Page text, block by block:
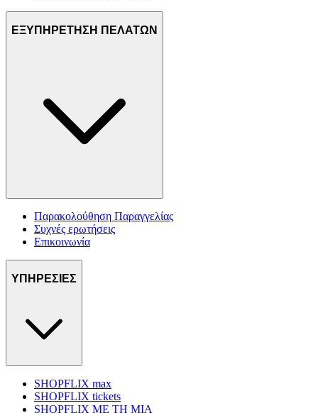
ΕΞΥΠΗΡΕΤΗΣΗ ΠΕΛΑΤΩΝ
Παρακολούθηση Παραγγελίας
Συχνές ερωτήσεις
Επικοινωνία
ΥΠΗΡΕΣΙΕΣ
SHOPFLIX max
SHOPFLIX tickets
SHOPFLIX ΜΕ ΤΗ ΜΙΑ